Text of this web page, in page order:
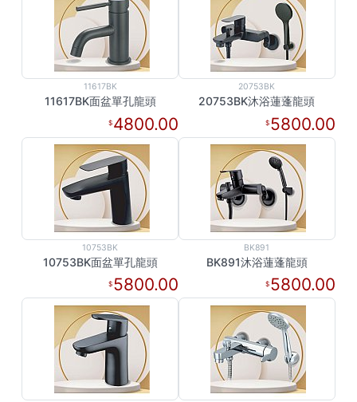
11617BK
11617BK面盆單孔龍頭
4800.00
20753BK
20753BK沐浴蓮蓬龍頭
5800.00
10753BK
10753BK面盆單孔龍頭
5800.00
BK891
BK891沐浴蓮蓬龍頭
5800.00